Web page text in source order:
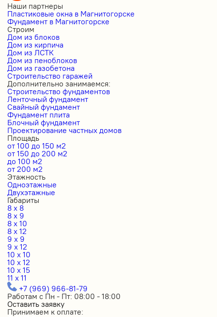
Наши партнеры
Пластиковые окна в Магнитогорске
Фундамент в Магнитогорске
Строим
Дом из блоков
Дом из кирпича
Дом из ЛСТК
Дом из пеноблоков
Дом из газобетона
Строительство гаражей
Дополнительно занимаемся:
Строительство фундаментов
Ленточный фундамент
Свайный фундамент
Фундамент плита
Блочный фундамент
Проектирование частных домов
Площадь
от 100 до 150 м2
от 150 до 200 м2
до 100 м2
от 200 м2
Этажность
Одноэтажные
Двухэтажные
Габариты
8 x 8
8 x 9
8 x 10
8 x 12
9 x 9
9 x 12
10 x 10
10 x 12
10 x 15
11 x 11
+7 (969) 966-81-79
Работам с Пн - Пт: 08:00 - 18:00
Оставить заявку
Принимаем к оплате: